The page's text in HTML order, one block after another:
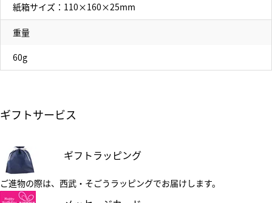
紙箱サイズ：110×160×25mm
重量
60g
ギフトサービス
ギフトラッピング
ご進物の際は、西武・そごうラッピングでお届けします。